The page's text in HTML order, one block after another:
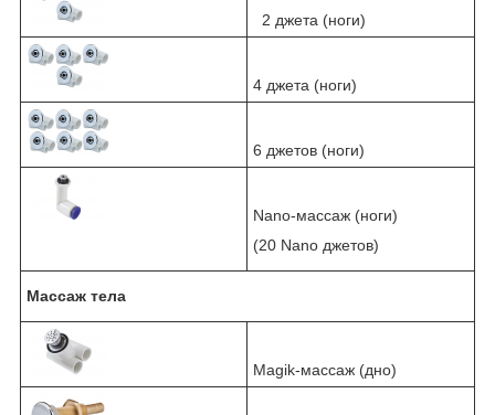
2 джета (ноги)
4 джета (ноги)
6 джетов (ноги)
Nano-массаж (ноги)
(20 Nano джетов)
Массаж тела
Magik-массаж (дно)